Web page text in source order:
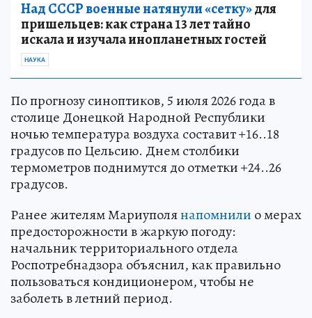
Над СССР военные натянули «сетку»для
пришельцев: как страна 13 лет тайно
искала и изучала инопланетных гостей
НАУКА
По прогнозу синоптиков, 5 июля 2026 года в
столице Донецкой Народной Республики
ночью температура воздуха составит +16..18
градусов по Цельсию. Днем столбики
термометров поднимутся до отметки +24..26
градусов.
Ранее жителям Мариуполянапомнили о мерах
предосторожности в жаркую погоду:
начальник территориального отдела
Роспотребнадзора объяснил, как правильно
пользоваться кондиционером, чтобы не
заболеть в летний период.